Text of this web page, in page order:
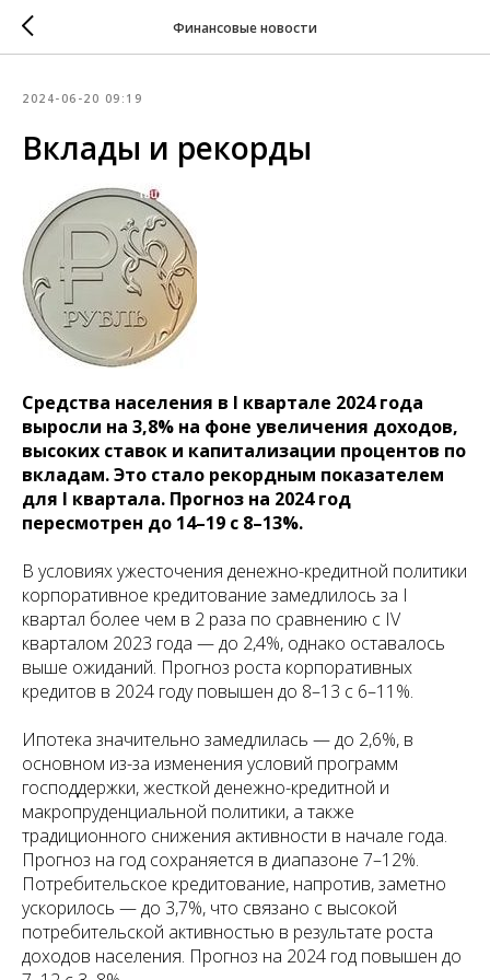
Финансовые новости
2024-06-20 09:19
Вклады и рекорды
Средства населения в I квартале 2024 года
выросли на 3,8% на фоне увеличения доходов,
высоких ставок и капитализации процентов по
вкладам. Это стало рекордным показателем
для I квартала. Прогноз на 2024 год
пересмотрен до 14–19 с 8–13%.
В условиях ужесточения денежно-кредитной политики
корпоративное кредитование замедлилось за I
квартал более чем в 2 раза по сравнению с IV
кварталом 2023 года — до 2,4%, однако оставалось
выше ожиданий. Прогноз роста корпоративных
кредитов в 2024 году повышен до 8–13 с 6–11%.
Ипотека значительно замедлилась — до 2,6%, в
основном из-за изменения условий программ
господдержки, жесткой денежно-кредитной и
макропруденциальной политики, а также
традиционного снижения активности в начале года.
Прогноз на год сохраняется в диапазоне 7–12%.
Потребительское кредитование, напротив, заметно
ускорилось — до 3,7%, что связано с высокой
потребительской активностью в результате роста
доходов населения. Прогноз на 2024 год повышен до